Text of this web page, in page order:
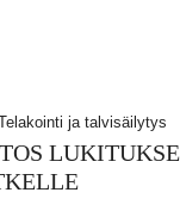
ja talvisäilytys